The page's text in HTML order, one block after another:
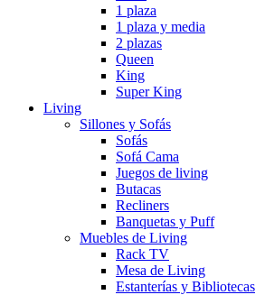
1 plaza
1 plaza y media
2 plazas
Queen
King
Super King
Living
Sillones y Sofás
Sofás
Sofá Cama
Juegos de living
Butacas
Recliners
Banquetas y Puff
Muebles de Living
Rack TV
Mesa de Living
Estanterías y Bibliotecas